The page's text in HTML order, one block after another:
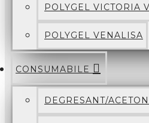
POLYGEL VICTORIA
POLYGEL VENALISA
CONSUMABILE
DEGRESANT/